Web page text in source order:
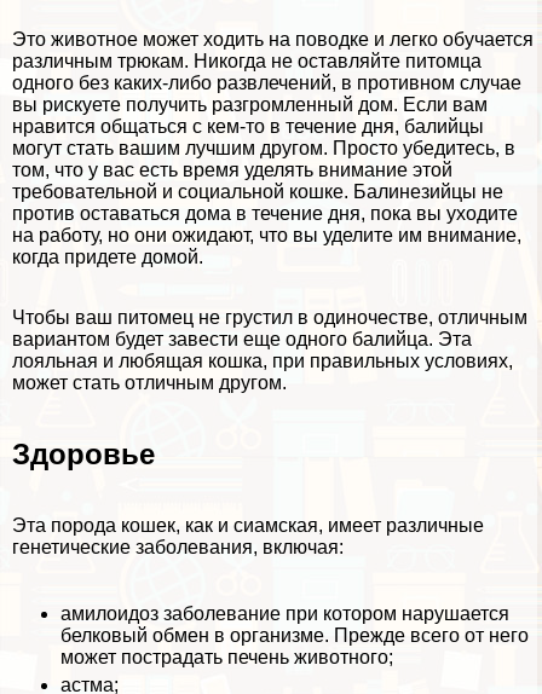
Это животное может ходить на поводке и легко обучается
различным трюкам. Никогда не оставляйте питомца
одного без каких-либо развлечений, в противном случае
вы рискуете получить разгромленный дом. Если вам
нравится общаться с кем-то в течение дня, балийцы
могут стать вашим лучшим другом. Просто убедитесь, в
том, что у вас есть время уделять внимание этой
требовательной и социальной кошке. Балинезийцы не
против оставаться дома в течение дня, пока вы уходите
на работу, но они ожидают, что вы уделите им внимание,
когда придете домой.
Чтобы ваш питомец не грустил в одиночестве, отличным
вариантом будет завести еще одного балийца. Эта
лояльная и любящая кошка, при правильных условиях,
может стать отличным другом.
Здоровье
Эта порода кошек, как и сиамская, имеет различные
генетические заболевания, включая:
амилоидоз заболевание при котором нарушается
белковый обмен в организме. Прежде всего от него
может пострадать печень животного;
астма;